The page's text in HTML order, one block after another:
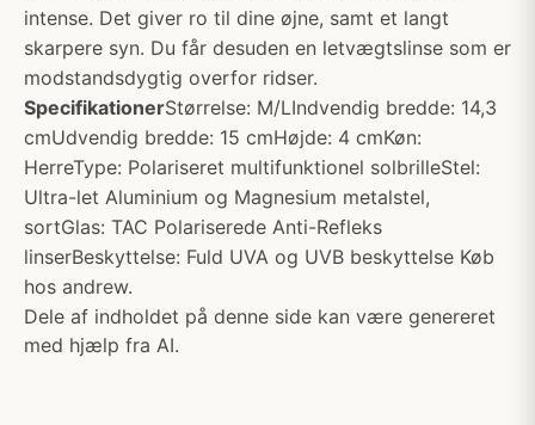
intense. Det giver ro til dine øjne, samt et langt
skarpere syn. Du får desuden en letvægtslinse som er
modstandsdygtig overfor ridser.
SpecifikationerStørrelse: M/LIndvendig bredde: 14,3
cmUdvendig bredde: 15 cmHøjde: 4 cmKøn:
HerreType: Polariseret multifunktionel solbrilleStel:
Ultra-let Aluminium og Magnesium metalstel,
sortGlas: TAC Polariserede Anti-Refleks
linserBeskyttelse: Fuld UVA og UVB beskyttelse Køb
hos andrew.
Dele af indholdet på denne side kan være genereret
med hjælp fra AI.